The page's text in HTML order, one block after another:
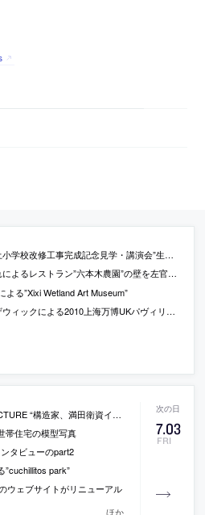
事完成記念見学・講演会”生まれ変わった日土小学校”が開催[2009/8/1]
ラン”六本木農園”の壁を左官仕上げするワークショップの参加者を募集中
よる”Xixi Wetland Art Museum”
ィックによる2010上海万博UKパヴィリオン
7.03
FRI
構造家、満田衛資インタビュー”
帯住宅の模型写真
タビューのpart2
”cuchillitos park”
ウェブサイトがリニューアル
ほか